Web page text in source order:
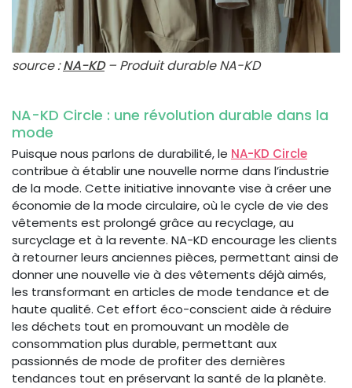
source :NA-KD– Produit durable NA-KD
NA-KD Circle : une révolution durable dans la
mode
Puisque nous parlons de durabilité, le NA-KD Circle
contribue à établir une nouvelle norme dans l’industrie
de la mode. Cette initiative innovante vise à créer une
économie de la mode circulaire, où le cycle de vie des
vêtements est prolongé grâce au recyclage, au
surcyclage et à la revente. NA-KD encourage les clients
à retourner leurs anciennes pièces, permettant ainsi de
donner une nouvelle vie à des vêtements déjà aimés,
les transformant en articles de mode tendance et de
haute qualité. Cet effort éco-conscient aide à réduire
les déchets tout en promouvant un modèle de
consommation plus durable, permettant aux
passionnés de mode de profiter des dernières
tendances tout en préservant la santé de la planète.